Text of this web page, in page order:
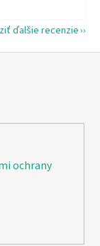
ďalšie recenzie
ochrany